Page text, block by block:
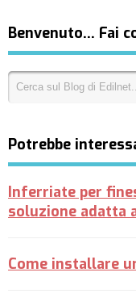
Benvenuto… Fai
Potrebbe
Inferriate per
soluzione adatta
Come installare